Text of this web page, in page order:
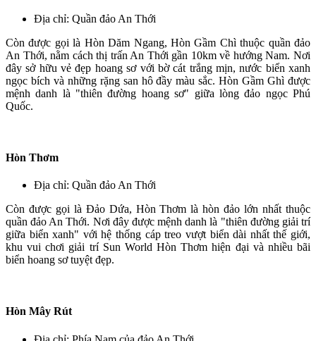
Địa chỉ: Quần đảo An Thới
Còn được gọi là Hòn Dăm Ngang, Hòn Gầm Chì thuộc quần đảo
An Thới, nằm cách thị trấn An Thới gần 10km về hướng Nam. Nơi
đây sở hữu vẻ đẹp hoang sơ với bờ cát trắng mịn, nước biển xanh
ngọc bích và những rặng san hô đầy màu sắc. Hòn Gầm Ghì được
mệnh danh là "thiên đường hoang sơ" giữa lòng đảo ngọc Phú
Quốc.
Hòn Thơm
Địa chỉ: Quần đảo An Thới
Còn được gọi là Đảo Dứa, Hòn Thơm là hòn đảo lớn nhất thuộc
quần đảo An Thới. Nơi đây được mệnh danh là "thiên đường giải trí
giữa biển xanh" với hệ thống cáp treo vượt biển dài nhất thế giới,
khu vui chơi giải trí Sun World Hòn Thơm hiện đại và nhiều bãi
biển hoang sơ tuyệt đẹp.
Hòn Mây Rút